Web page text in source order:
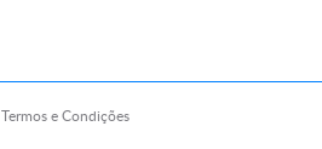
Termos e Condições